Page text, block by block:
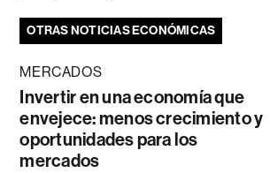
OTRAS NOTICIAS ECONÓMICAS
MERCADOS
Invertir en una economía que
envejece: menos crecimiento y
oportunidades para los
mercados